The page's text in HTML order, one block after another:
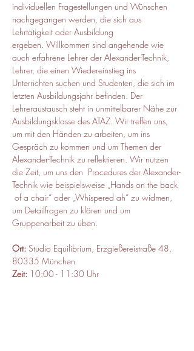
individuellen Fragestellungen und Wünschen
nachgegangen werden, die sich aus
Lehrtätigkeit oder Ausbildung
ergeben. Willkommen sind angehende wie
auch erfahrene Lehrer der Alexander-Technik,
Lehrer, die einen Wiedereinstieg ins
Unterrichten suchen und Studenten, die sich im
letzten Ausbildungsjahr befinden. Der
Lehreraustausch steht in unmittelbarer Nähe zur
Ausbildungsklasse des ATAZ. Wir treffen uns,
um mit den Händen zu arbeiten, um ins
Gespräch zu kommen und um Themen der
Alexander-Technik zu reflektieren. Wir nutzen
die Zeit, um uns den  Procedures der Alexander-
Technik wie beispielsweise „Hands on the back
of a chair“ oder „Whispered ah“ zu widmen,
um Detailfragen zu klären und um
Gruppenarbeit zu üben.
Ort: Studio Equilibrium, Erzgießereistraße 48,
80335 München
Zeit: 10:00 - 11:30 Uhr